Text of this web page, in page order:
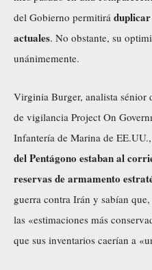
del Gobierno permitirá
actuales. No obstante, su
unánimemente.
Virginia Burger, analista sénior
de vigilancia Project On
Infantería de Marina de
del Pentágono estaban al
reservas de armamento
guerra contra Irán y sabían
las «estimaciones más
que sus inventarios caerían a